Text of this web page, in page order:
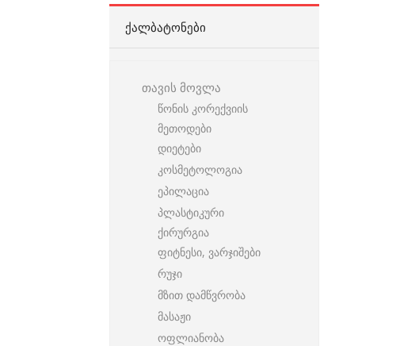
ᲥᲐᲚᲑᲐᲢᲝᲜᲔᲑᲘ
თავის მოვლა
წონის კორექვიის
მეთოდები
დიეტები
კოსმეტოლოგია
ეპილაცია
პლასტიკური
ქირურგია
ფიტნესი, ვარჯიშები
რუჯი
მზით დამწვრობა
მასაჟი
ოფლიანობა